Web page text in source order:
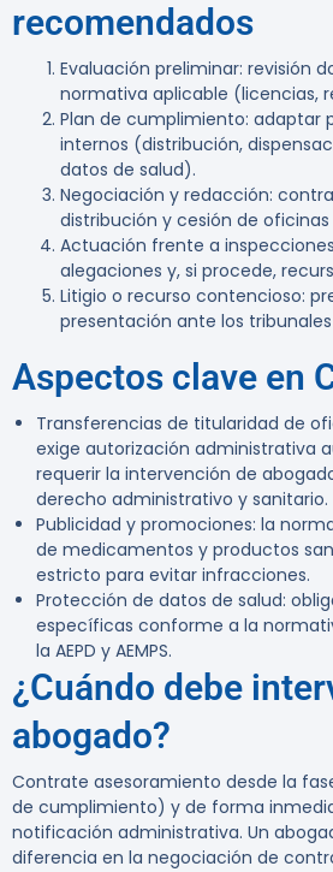
recomendados
Evaluación preliminar: revisión
normativa aplicable (licencias,
Plan de cumplimiento: adaptar
internos (distribución,
datos de salud).
Negociación y redacción:
distribución y cesión de
Actuación frente a
alegaciones y, si procede,
Litigio o recurso contencioso:
presentación ante los
Aspectos clave en
Transferencias de titularidad de
exige autorización administrativa
requerir la intervención de
derecho administrativo y sanitario.
Publicidad y promociones: la
de medicamentos y productos
estricto para evitar infracciones.
Protección de datos de salud:
específicas conforme a la
la AEPD y AEMPS.
¿Cuándo debe
abogado?
Contrate asesoramiento desde la
de cumplimiento) y de forma
notificación administrativa. Un
diferencia en la negociación de